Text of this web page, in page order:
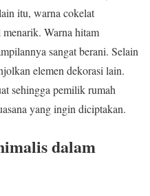
itu, warna cokelat
Warna hitam
sangat berani. Selain
elemen dekorasi lain.
sehingga pemilik rumah
yang ingin diciptakan.
dalam